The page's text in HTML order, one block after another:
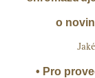
o
• Pro